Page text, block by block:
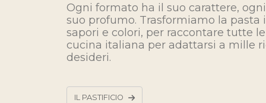
Ogni formato ha il suo carattere,
suo profumo. Trasformiamo la pasta
sapori e colori, per raccontare tutte
cucina italiana per adattarsi a mille
desideri.
IL PASTIFICIO